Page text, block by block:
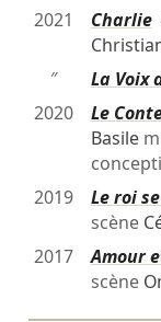
2021
Charlie
″
La Voix
2020
Le
Basile
2019
Le roi
scène
2017
Amour
scène